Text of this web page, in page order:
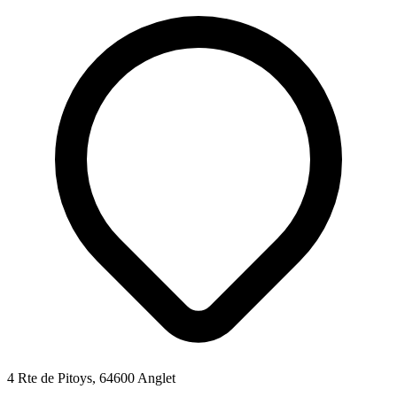
4 Rte de Pitoys, 64600 Anglet